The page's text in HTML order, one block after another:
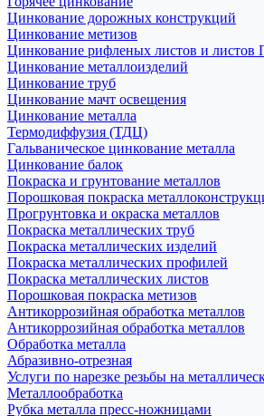
Цинкование дорожных конструкций
Цинкование метизов
Цинкование рифленых листов и
Цинкование металлоизделий
Цинкование труб
Цинкование мачт освещения
Цинкование металла
Термодиффузия (ТДЦ)
Гальваническое цинкование металла
Цинкование балок
Покраска и грунтование металлов
Порошковая покраска
Прогрунтовка и окраска металлов
Покраска металлических труб
Покраска металлических изделий
Покраска металлических профилей
Покраска металлических листов
Порошковая покраска метизов
Антикоррозийная обработка металлов
Антикоррозийная обработка металлов
Обработка металла
Абразивно-отрезная
Услуги по нарезке резьбы на
Металлообработка
Рубка металла пресс-ножницами